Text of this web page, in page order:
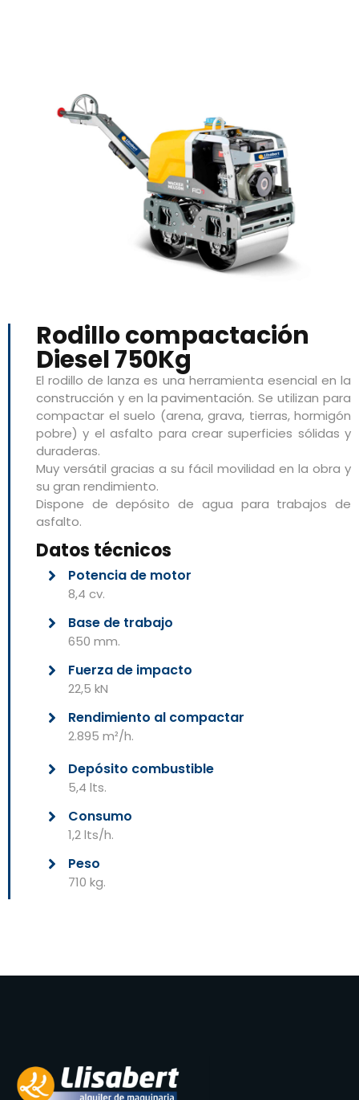
Rodillo compactación
Diesel 750Kg
El rodillo de lanza es una herramienta esencial en la
construcción y en lapavimentación. Se utilizan para
compactar el suelo (arena, grava, tierras, hormigón
pobre) y el asfalto para crear superficies sólidas y
duraderas.
Muy versátil gracias a su fácil movilidad en la obra y
su gran rendimiento.
Dispone de depósito de agua para trabajos de
asfalto.
Datos técnicos
Potencia de motor
8,4 cv.
Base de trabajo
650 mm.
Fuerza de impacto
22,5 kN
Rendimiento al compactar
2.895 m²/h.
Depósito combustible
5,4 lts.
Consumo
1,2 lts/h.
Peso
710 kg.